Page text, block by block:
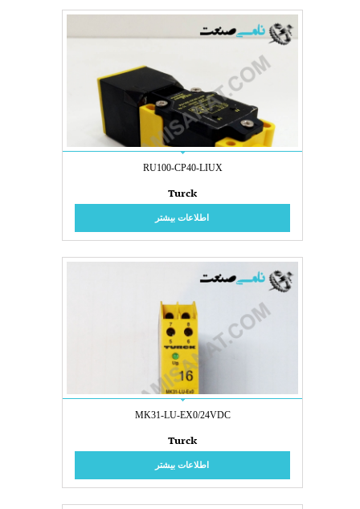
RU100-CP40-LIUX
Turck
اطلاعات بیشتر
MK31-LU-EX0/24VDC
Turck
اطلاعات بیشتر